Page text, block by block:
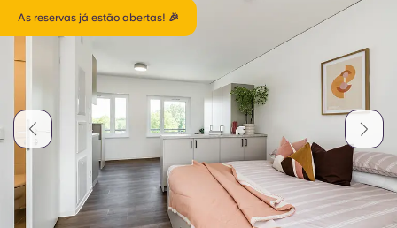
Localizações
Conta Língua
English (US)
Chinese Español
Català Deutsch
Italian French
Portuguese
As reservas já estão abertas! 🎉